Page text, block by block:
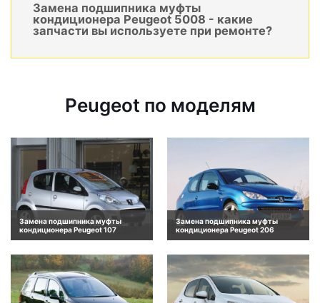
Замена подшипника муфты
кондиционера Peugeot 5008 - какие
запчасти вы используете при ремонте?
Peugeot по моделям
Замена подшипника муфты
кондиционера Peugeot 107
Замена подшипника муфты
кондиционера Peugeot 206